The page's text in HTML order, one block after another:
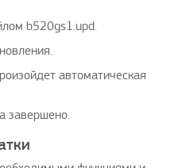
b520gs1.upd.
автоматическая
завершено.